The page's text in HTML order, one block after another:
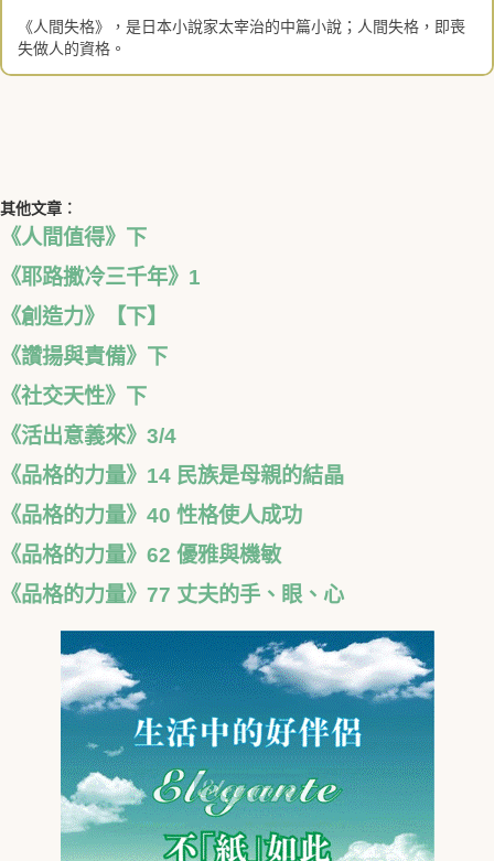
《人間失格》，是日本小說家太宰治的中篇小說；人間失格，即喪
失做人的資格。
其他文章︰
《人間值得》下
《耶路撒冷三千年》1
《創造力》【下】
《讚揚與責備》下
《社交天性》下
《活出意義來》3/4
《品格的力量》14 民族是母親的結晶
《品格的力量》40 性格使人成功
《品格的力量》62 優雅與機敏
《品格的力量》77 丈夫的手、眼、心